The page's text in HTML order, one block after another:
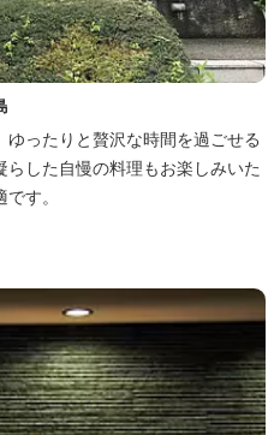
ったりと贅沢な時間を過ごせる
した自慢の料理もお楽しみいた
す。